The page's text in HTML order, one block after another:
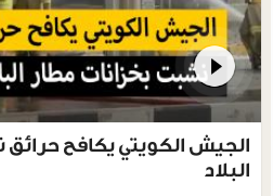
الجيش الكويتي يكافح
البلاد